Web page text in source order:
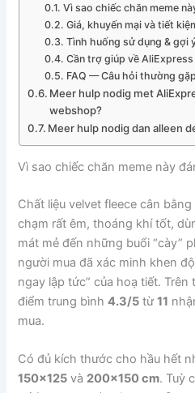
Vì sao chiếc chăn meme
Giá, khuyến mại và tiết
Tình huống sử dụng & gợi
Cần trợ giúp về
FAQ — Câu hỏi thường gặp
Meer hulp nodig met
webshop?
Meer hulp nodig dan alleen
Vì sao chiếc chăn meme này
Chất liệu velvet fleece cân
chạm rất êm, thoáng khí tốt,
mát mẻ đến những buổi “cày”
người mua đã xác minh khen
ngay lập tức” của hoạ tiết.
điểm trung bình4.3/5 từ11
mua.
Có đủ kích thước cho hầu hết
150×125 và 200×150 cm. Tuỳ